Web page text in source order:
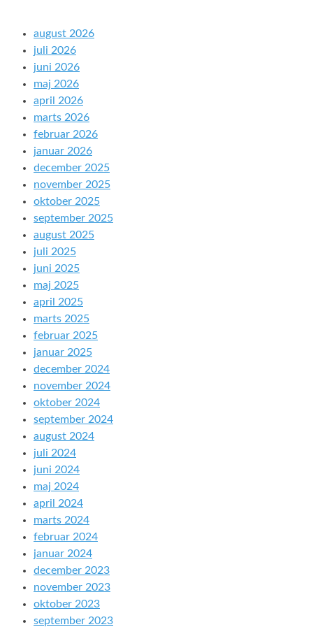
august 2026
juli 2026
juni 2026
maj 2026
april 2026
marts 2026
februar 2026
januar 2026
december 2025
november 2025
oktober 2025
september 2025
august 2025
juli 2025
juni 2025
maj 2025
april 2025
marts 2025
februar 2025
januar 2025
december 2024
november 2024
oktober 2024
september 2024
august 2024
juli 2024
juni 2024
maj 2024
april 2024
marts 2024
februar 2024
januar 2024
december 2023
november 2023
oktober 2023
september 2023